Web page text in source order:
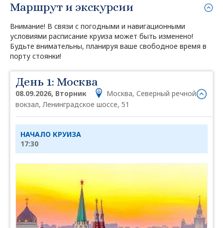
Маршрут и экскурсии
Внимание! В связи с погодными и навигационными
условиями расписание круиза может быть изменено!
Будьте внимательны, планируя ваше свободное время в
порту стоянки!
День 1: Москва
08.09.2026, Вторник
Москва, Северный речной
вокзал, Ленинградское шоссе, 51
НАЧАЛО КРУИЗА
17:30